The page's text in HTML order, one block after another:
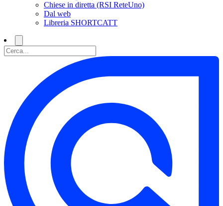
Chiese in diretta (RSI ReteUno)
Dal web
Libreria SHORTCATT